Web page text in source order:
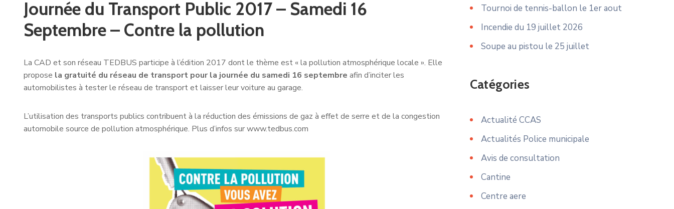
Journée du Transport Public 2017 – Samedi 16
Septembre – Contre la pollution
La CAD et son réseau TEDBUS participe à l’édition 2017 dont le thème est « la pollution atmosphérique locale ». Elle
propose la gratuité du réseau de transport pour la journée du samedi 16 septembre afin d’inciter les
automobilistes à tester le réseau de transport et laisser leur voiture au garage.
L’utilisation des transports publics contribuent à la réduction des émissions de gaz à effet de serre et de la congestion
automobile source de pollution atmosphérique. Plus d’infos sur www.tedbus.com
Tournoi de tennis-ballon le 1er aout
Incendie du 19 juillet 2026
Soupe au pistou le 25 juillet
Catégories
Actualité CCAS
Actualités Police municipale
Avis de consultation
Cantine
Centre aere